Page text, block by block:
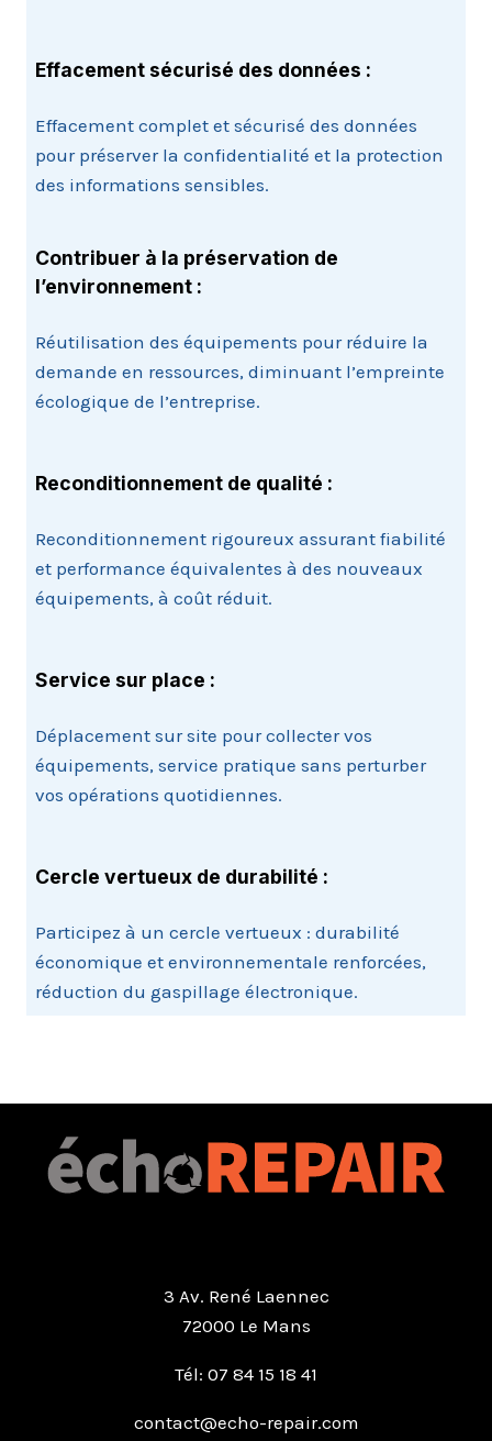
Effacement sécurisé des données :
Effacement complet et sécurisé des données
pour préserver la confidentialité et la protection
des informations sensibles.
Contribuer à la préservation de
l’environnement :
Réutilisation des équipements pour réduire la
demande en ressources, diminuant l’empreinte
écologique de l’entreprise.
Reconditionnement de qualité :
Reconditionnement rigoureux assurant fiabilité
et performance équivalentes à des nouveaux
équipements, à coût réduit.
Service sur place :
Déplacement sur site pour collecter vos
équipements, service pratique sans perturber
vos opérations quotidiennes.
Cercle vertueux de durabilité :
Participez à un cercle vertueux : durabilité
économique et environnementale renforcées,
réduction du gaspillage électronique.
3 Av. René Laennec
72000 Le Mans
Tél: 07 84 15 18 41
contact@echo-repair.com